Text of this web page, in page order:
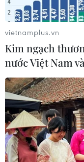
tạo
02/08/2026 08:44
Khơi thông thể
Nhà nước dẫn dắt
31/07/2026 12:35
Việt Nam từng
nghệ 6G
31/07/2026 08:04
vietnamplus.vn
Kim ngạch
nước Việt Nam